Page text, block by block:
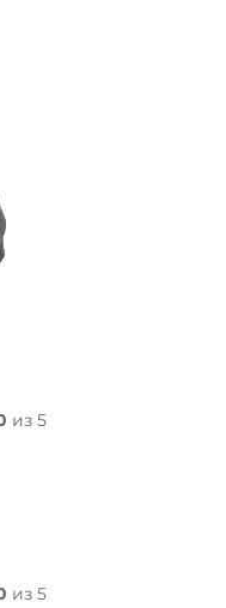
из 5
из 5